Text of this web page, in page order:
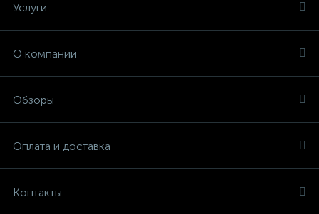
Услуги
О компании
Обзоры
Оплата и доставка
Контакты